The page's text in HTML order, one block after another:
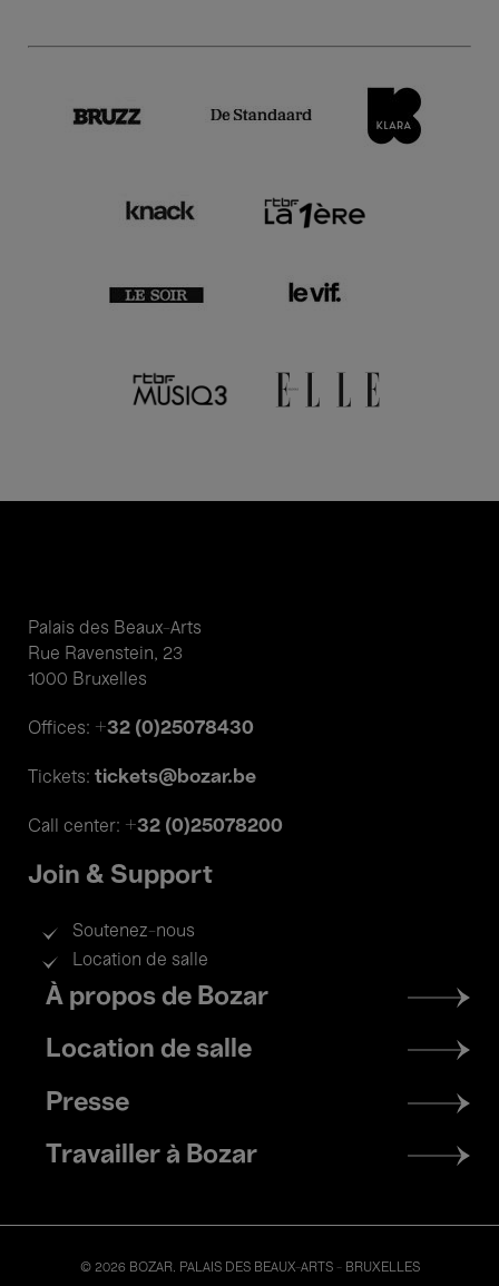
Palais des Beaux-Arts
Rue Ravenstein, 23
1000 Bruxelles
Offices: +32 (0)25078430
Tickets: tickets@bozar.be
Call center: +32 (0)25078200
Join & Support
Soutenez-nous
Location de salle
Footer
menu
À propos de Bozar
Location de salle
Presse
Travailler à Bozar
© 2026 BOZAR. PALAIS DES BEAUX-ARTS - BRUXELLES